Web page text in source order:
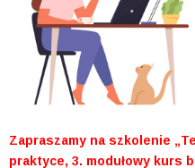
Zapraszamy na szkolenie
praktyce, 3. modułowy kurs